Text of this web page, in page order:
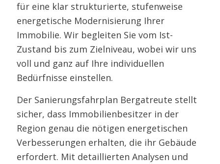
für eine klar strukturierte, stufenweise
energetische Modernisierung Ihrer
Immobilie. Wir begleiten Sie vom Ist-
Zustand bis zum Zielniveau, wobei wir uns
voll und ganz auf Ihre individuellen
Bedürfnisse einstellen.
Der Sanierungsfahrplan Bergatreute stellt
sicher, dass Immobilienbesitzer in der
Region genau die nötigen energetischen
Verbesserungen erhalten, die ihr Gebäude
erfordert. Mit detaillierten Analysen und